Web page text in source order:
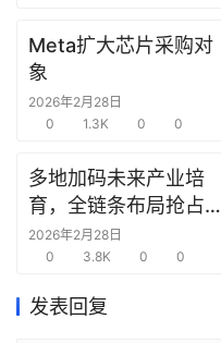
创
投
之
商
机
链
Meta扩大芯片采购对
象
2026年2月28日
0
1.3K 0 0
多地加码未来产业培
育，全链条布局抢占新
赛道先机
2026年2月28日
0
3.8K 0 0
发表回复